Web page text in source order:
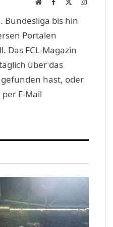
WebsiteFacebook
Bundesliga bis hin
Portalen
Das FCL-Magazin
über das
hast, oder
E-Mail